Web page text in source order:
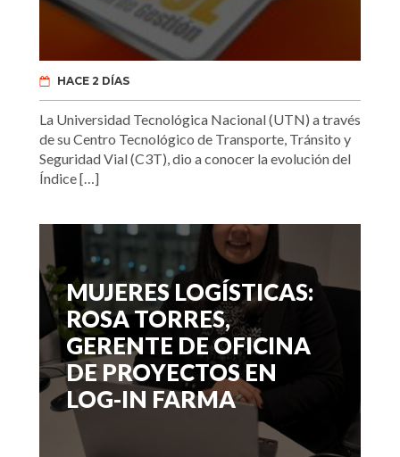
HACE 2 DÍAS
La Universidad Tecnológica Nacional (UTN) a través
de su Centro Tecnológico de Transporte, Tránsito y
Seguridad Vial (C3T), dio a conocer la evolución del
Índice […]
MUJERES LOGÍSTICAS:
ROSA TORRES,
GERENTE DE OFICINA
DE PROYECTOS EN
LOG-IN FARMA